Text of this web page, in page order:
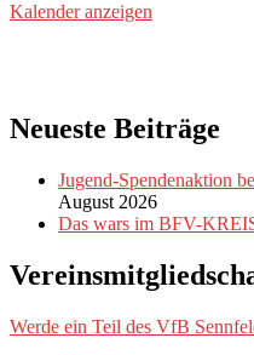
Kalender anzeigen
Neueste Beiträge
Jugend-Spendenaktion
August 2026
Das wars im BFV-
Werde ein Teil des VfB